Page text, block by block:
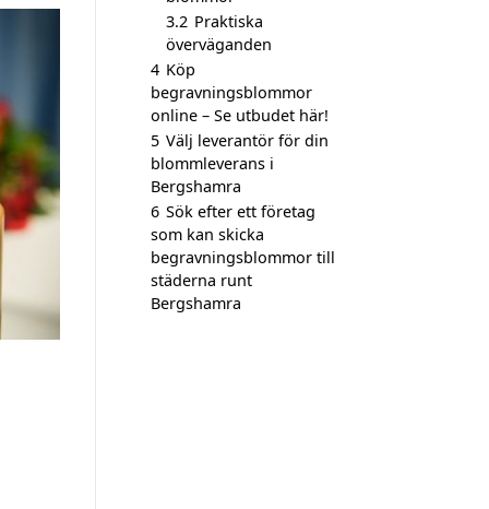
3.2 Praktiska
överväganden
4 Köp
begravningsblommor
online – Se utbudet här!
5 Välj leverantör för din
blommleverans i
Bergshamra
6 Sök efter ett företag
som kan skicka
begravningsblommor till
städerna runt
Bergshamra